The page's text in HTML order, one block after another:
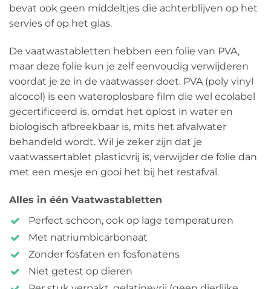
bevat ook geen middeltjes die achterblijven op het
servies of op het glas.
De vaatwastabletten hebben een folie van PVA,
maar deze folie kun je zelf eenvoudig verwijderen
voordat je ze in de vaatwasser doet. PVA (poly vinyl
alcocol) is een wateroplosbare film die wel ecolabel
gecertificeerd is, omdat het oplost in water en
biologisch afbreekbaar is, mits het afvalwater
behandeld wordt. Wil je zeker zijn dat je
vaatwassertablet plasticvrij is, verwijder de folie dan
met een mesje en gooi het bij het restafval.
Alles in één Vaatwastabletten
Perfect schoon, ook op lage temperaturen
Met natriumbicarbonaat
Zonder fosfaten en fosfonatens
Niet getest op dieren